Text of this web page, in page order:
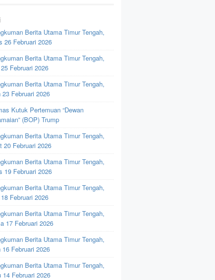
Berita Utama Timur Tengah,
26 Februari 2026
Berita Utama Timur Tengah,
Februari 2026
Berita Utama Timur Tengah,
23 Februari 2026
Kutuk Pertemuan “Dewan
(BOP) Trump
Berita Utama Timur Tengah,
20 Februari 2026
Berita Utama Timur Tengah,
19 Februari 2026
Berita Utama Timur Tengah,
Februari 2026
Berita Utama Timur Tengah,
17 Februari 2026
Berita Utama Timur Tengah,
16 Februari 2026
Berita Utama Timur Tengah,
14 Februari 2026